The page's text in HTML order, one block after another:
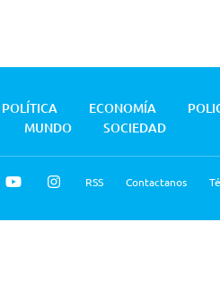
POLÍTICA ECONOMÍA
MUNDO SOCIEDAD
RSS Contactanos